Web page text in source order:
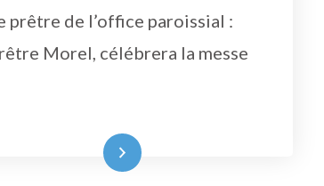
prêtre de l’office paroissial :
Morel, célébrera la messe
Lire la suite